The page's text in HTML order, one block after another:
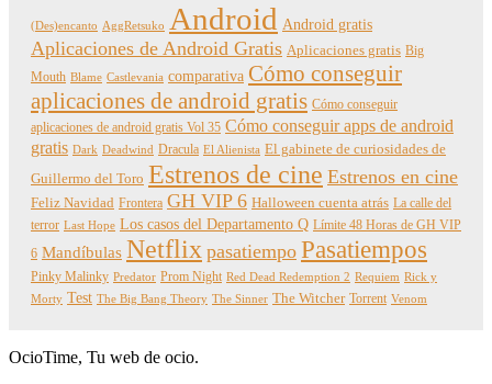
(Des)encanto AggRetsuko Android Android gratis
Aplicaciones de Android Gratis Aplicaciones gratis Big
Mouth Blame Castlevania comparativa Cómo conseguir
aplicaciones de android gratis Cómo conseguir
aplicaciones de android gratis Vol 35 Cómo conseguir apps de android
gratis Dark Deadwind Dracula El Alienista El gabinete de curiosidades de
Guillermo del Toro Estrenos de cine Estrenos en cine
Feliz Navidad Frontera GH VIP 6 Halloween cuenta atrás La calle del
terror Last Hope Los casos del Departamento Q Límite 48 Horas de GH VIP
6 Mandíbulas Netflix pasatiempo Pasatiempos
Pinky Malinky Predator Prom Night Red Dead Redemption 2 Requiem Rick y
Morty Test The Big Bang Theory The Sinner The Witcher Torrent Venom
OcioTime, Tu web de ocio.